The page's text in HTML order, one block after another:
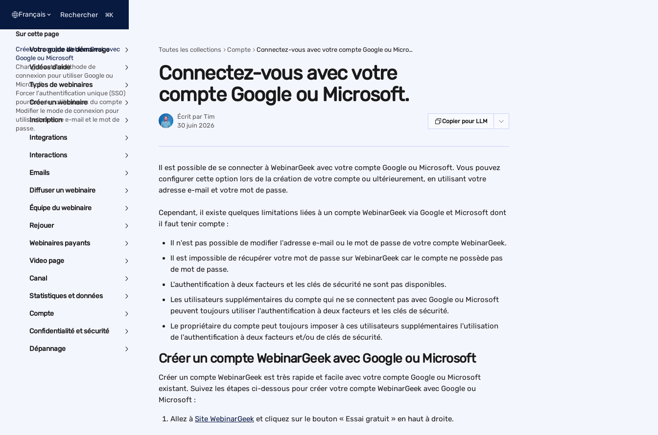
Français Rechercher ⌘K
Votre guide de démarrage
Vidéos d'aide
Types de webinaires
Créer un webinaire
Inscription
Integrations
Interactions
Emails
Diffuser un webinaire
Équipe du webinaire
Rejouer
Webinaires payants
Video page
Canal
Statistiques et données
Compte
Confidentialité et sécurité
Dépannage
Toutes les collections Compte Connectez-vous avec votre compte Google ou Microsoft.
Connectez-vous avec votre
compte Google ou Microsoft.
Écrit par Tim
30 juin 2026
Copier pour LLM
Il est possible de se connecter à WebinarGeek avec votre compte Google ou Microsoft. Vous pouvez
configurer cette option lors de la création de votre compte ou ultérieurement, en utilisant votre
adresse e-mail et votre mot de passe.
Cependant, il existe quelques limitations liées à un compte WebinarGeek via Google et Microsoft dont
il faut tenir compte :
Il n'est pas possible de modifier l'adresse e-mail ou le mot de passe de votre compte WebinarGeek.
Il est impossible de récupérer votre mot de passe sur WebinarGeek car le compte ne possède pas
de mot de passe.
L'authentification à deux facteurs et les clés de sécurité ne sont pas disponibles.
Les utilisateurs supplémentaires du compte qui ne se connectent pas avec Google ou Microsoft
peuvent toujours utiliser l'authentification à deux facteurs et les clés de sécurité.
Le propriétaire du compte peut toujours imposer à ces utilisateurs supplémentaires l'utilisation
de l'authentification à deux facteurs et/ou de clés de sécurité.
Créer un compte WebinarGeek avec Google ou Microsoft
Créer un compte WebinarGeek est très rapide et facile avec votre compte Google ou Microsoft
existant. Suivez les étapes ci-dessous pour créer votre compte WebinarGeek avec Google ou
Microsoft :
Allez à Site WebinarGeek et cliquez sur le bouton « Essai gratuit » en haut à droite.
Sur cette page
Créer un compte WebinarGeek avec
Google ou Microsoft
Changez votre méthode de
connexion pour utiliser Google ou
Microsoft.
Forcer l'authentification unique (SSO)
pour tous les utilisateurs du compte
Modifier le mode de connexion pour
utiliser l'adresse e-mail et le mot de
passe.